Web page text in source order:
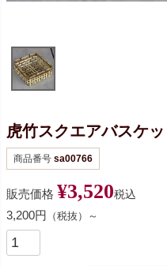
虎竹スクエアバスケッ
商品番号 sa00766
販売価格 ¥3,520税込
3,200円 （税抜）～